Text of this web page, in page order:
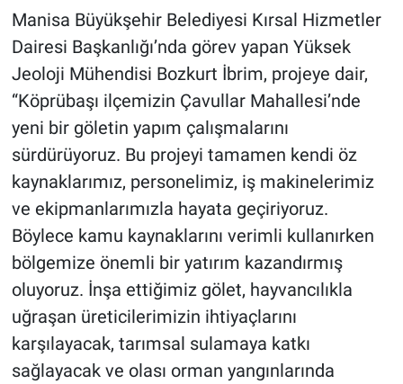
Manisa Büyükşehir Belediyesi Kırsal Hizmetler
Dairesi Başkanlığı’nda görev yapan Yüksek
Jeoloji Mühendisi Bozkurt İbrim, projeye dair,
“Köprübaşı ilçemizin Çavullar Mahallesi’nde
yeni bir göletin yapım çalışmalarını
sürdürüyoruz. Bu projeyi tamamen kendi öz
kaynaklarımız, personelimiz, iş makinelerimiz
ve ekipmanlarımızla hayata geçiriyoruz.
Böylece kamu kaynaklarını verimli kullanırken
bölgemize önemli bir yatırım kazandırmış
oluyoruz. İnşa ettiğimiz gölet, hayvancılıkla
uğraşan üreticilerimizin ihtiyaçlarını
karşılayacak, tarımsal sulamaya katkı
sağlayacak ve olası orman yangınlarında